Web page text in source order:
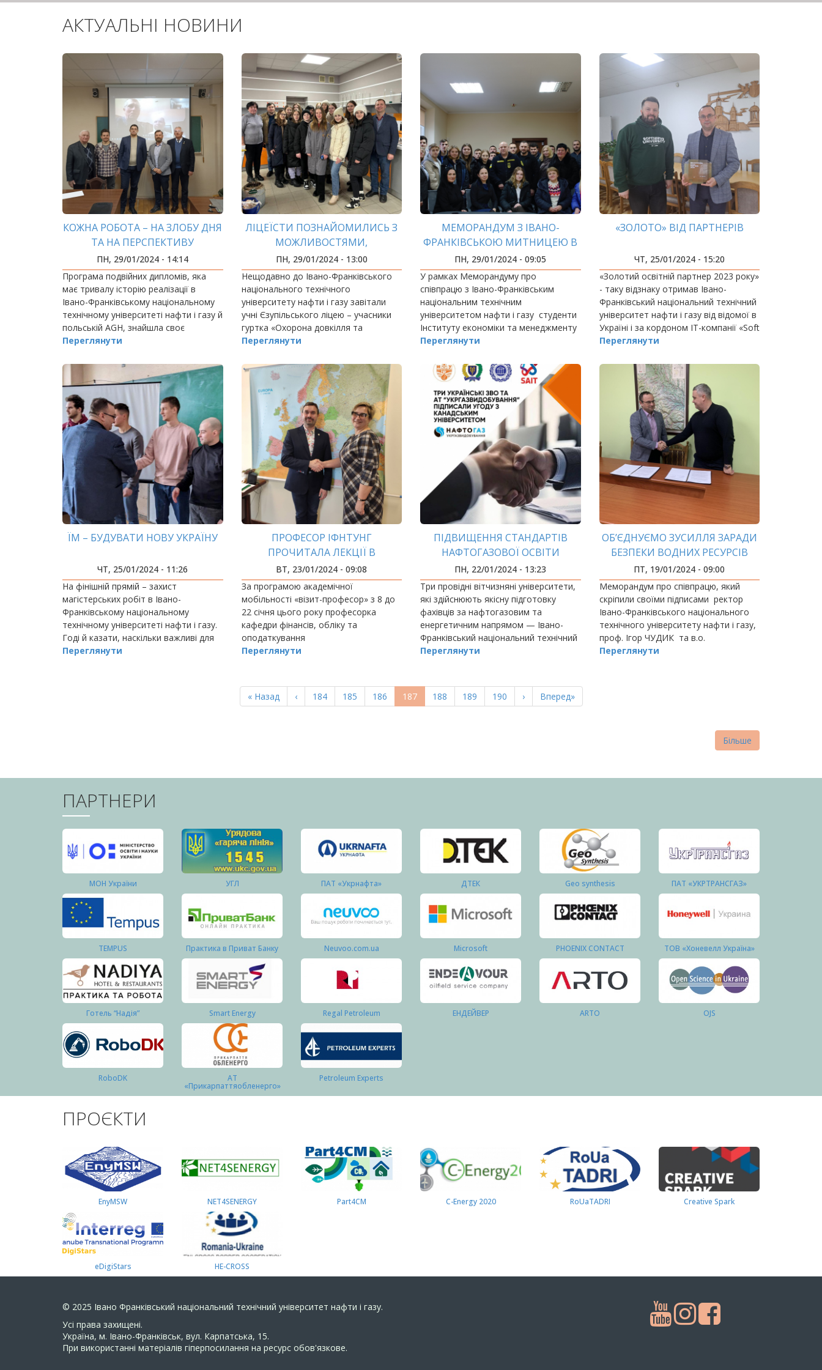
АКТУАЛЬНІ НОВИНИ
КОЖНА РОБОТА – НА ЗЛОБУ ДНЯ
ТА НА ПЕРСПЕКТИВУ
ПН, 29/01/2024 - 14:14
Програма подвійних дипломів, яка
має тривалу історію реалізації в
Івано-Франківському національному
технічному університеті нафти і газу й
польській AGH, знайшла своє
продовження і в цьогорічному захисті
Переглянути
ЛІЦЕЇСТИ ПОЗНАЙОМИЛИСЬ З
МОЖЛИВОСТЯМИ,
ЛАБОРАТОРІЯМИ ТА МУЗЕЄМ
ІФНТУНГ
ПН, 29/01/2024 - 13:00
Нещодавно до Івано-Франківського
національного технічного
університету нафти і газу завітали
учні Єзупільського ліцею – учасники
гуртка «Охорона довкілля та
природокористування».
Переглянути
МЕМОРАНДУМ З ІВАНО-
ФРАНКІВСЬКОЮ МИТНИЦЕЮ В
ДІЇ
ПН, 29/01/2024 - 09:05
У рамках Меморандуму про
співпрацю з Івано-Франківським
національним технічним
університетом нафти і газу студенти
Інституту економіки та менеджменту
та викладачі кафедри
Переглянути
«ЗОЛОТО» ВІД ПАРТНЕРІВ
ЧТ, 25/01/2024 - 15:20
«Золотий освітній партнер 2023 року»
- таку відзнаку отримав Івано-
Франківський національний технічний
університет нафти і газу від відомої в
Україні і за кордоном ІТ-компанії «Soft
Serve».
Переглянути
ЇМ – БУДУВАТИ НОВУ УКРАЇНУ
ЧТ, 25/01/2024 - 11:26
На фінішній прямій – захист
магістерських робіт в Івано-
Франківському національному
технічному університеті нафти і газу.
Годі й казати, наскільки важливі для
країни в часі війни та повоєнної
Переглянути
ПРОФЕСОР ІФНТУНГ
ПРОЧИТАЛА ЛЕКЦІЇ В
ПОМОРСЬКОМУ УНІВЕРСИТЕТІ
ВТ, 23/01/2024 - 09:08
За програмою академічної
мобільності «візит-професор» з 8 до
22 січня цього року професорка
кафедри фінансів, обліку та
оподаткування
Переглянути
ПІДВИЩЕННЯ СТАНДАРТІВ
НАФТОГАЗОВОЇ ОСВІТИ
ВИЙШЛО НА НОВИЙ
МІЖНАРОДНИЙ РІВЕНЬ!
ПН, 22/01/2024 - 13:23
Три провідні вітчизняні університети,
які здійснюють якісну підготовку
фахівців за нафтогазовим та
енергетичним напрямом — Івано-
Франківський національний технічний
університет нафти і газу,
Переглянути
ОБ’ЄДНУЄМО ЗУСИЛЛЯ ЗАРАДИ
БЕЗПЕКИ ВОДНИХ РЕСУРСІВ
ПТ, 19/01/2024 - 09:00
Меморандум про співпрацю, який
скріпили своїми підписами ректор
Івано-Франківського національного
технічного університету нафти і газу,
проф. Ігор ЧУДИК та в.о.
Переглянути
Перша
сторінка
« Назад
Попередня
сторінка
‹ Page
184 Page
185 Page
186
Поточна
сторінка
187 Page
188 Page
189 Page
190
Наступна
сторінка
›
Остання
сторінка
Вперед»
Більше
ПАРТНЕРИ
МОН України УГЛ ПАТ «Укрнафта» ДТЕК Geo synthesis ПАТ «УКРТРАНСГАЗ»
TEMPUS Практика в Приват Банку Neuvoo.com.ua Microsoft PHOENIX CONTACT ТОВ «Хоневелл Україна»
Готель “Надія” Smart Energy Regal Petroleum ЕНДЕЙВЕР ARTO OJS
RoboDK АТ
«Прикарпаттяобленерго»
Petroleum Experts
ПРОЄКТИ
EnyMSW NET4SENERGY Part4СМ C-Energy 2020 RoUaTADRI Creative Spark
eDigiStars HE-CROSS
© 2025 Івано Франківський національний технічний університет нафти і газу.
Усi права захищенi.
Україна, м. Івано-Франківськ, вул. Карпатська, 15.
При використанні матеріалів гіперпосилання на ресурс обов'язкове.